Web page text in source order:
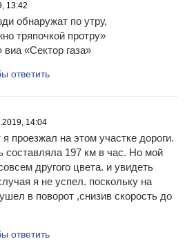
13:42
обнаружат по утру,
тряпочкой протру»
«Сектор газа»
ответить
14:04
проезжал на этом участке дороги.
составляла 197 км в час. Но мой
другого цвета. и увидеть
я не успел. поскольку на
в поворот ,снизив скорость до
ответить